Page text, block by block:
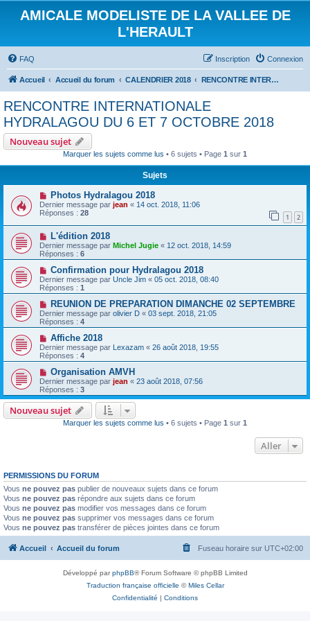
AMICALE MODELISTE DE LA VALLEE DE
L'HERAULT
FAQ Connexion
Inscription
Accueil Accueil du forum CALENDRIER 2018 RENCONTRE INTERNATIONALE HYDRALAGOU DU 6 ET 7 OCTOBRE 2018
RENCONTRE INTERNATIONALE
HYDRALAGOU DU 6 ET 7 OCTOBRE 2018
Nouveau sujet
Marquer les sujets comme lus • 6 sujets • Page 1 sur 1
Sujets
Photos Hydralagou 2018
Dernier message par jean « 14 oct. 2018, 11:06
Réponses : 28 1 2
L'édition 2018
Dernier message par Michel Jugie « 12 oct. 2018, 14:59
Réponses : 6
Confirmation pour Hydralagou 2018
Dernier message par Uncle Jim « 05 oct. 2018, 08:40
Réponses : 1
REUNION DE PREPARATION DIMANCHE 02 SEPTEMBRE
Dernier message par olivier D « 03 sept. 2018, 21:05
Réponses : 4
Affiche 2018
Dernier message par Lexazam « 26 août 2018, 19:55
Réponses : 4
Organisation AMVH
Dernier message par jean « 23 août 2018, 07:56
Réponses : 3
Nouveau sujet
Marquer les sujets comme lus • 6 sujets • Page 1 sur 1
Aller
PERMISSIONS DU FORUM
Vous ne pouvez pas publier de nouveaux sujets dans ce forum
Vous ne pouvez pas répondre aux sujets dans ce forum
Vous ne pouvez pas modifier vos messages dans ce forum
Vous ne pouvez pas supprimer vos messages dans ce forum
Vous ne pouvez pas transférer de pièces jointes dans ce forum
Accueil Accueil du forum Fuseau horaire sur UTC+02:00
Développé parphpBB® Forum Software © phpBB Limited
Traduction française officielle ©Miles Cellar
Confidentialité | Conditions